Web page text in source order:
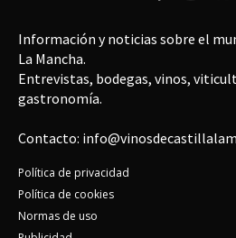
Información y noticias sobre el
La Mancha.
Entrevistas, bodegas, vinos,
gastronomía.
Contacto:
Política de privacidad
Política de cookies
Normas de uso